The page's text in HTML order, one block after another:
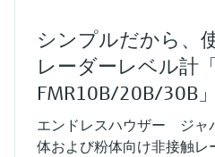
シンプルだから、
レーダーレベル計
FMR10B/20B/30B
エンドレスハウザー ジャ
体および粉体向け非接触レ